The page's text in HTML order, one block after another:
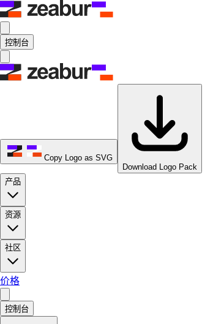
控制台
Copy Logo as SVG
Download Logo Pack
产品
资源
社区
价格
控制台